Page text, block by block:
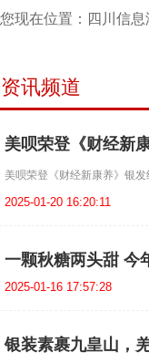
您现在位置： 四川信息
资讯频道
美呗荣登《财经新
美呗荣登《财经新康养》银发
2025-01-20 16:20:11
一颗秋糖两头甜 今
2025-01-16 17:57:28
银装素裹九皇山，